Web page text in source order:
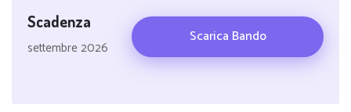
Scadenza
settembre 2026
Scarica Bando